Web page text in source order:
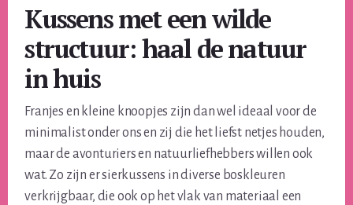
Kussens met een wilde
structuur: haal de natuur
in huis
Franjes en kleine knoopjes zijn dan wel ideaal voor de
minimalist onder ons en zij die het liefst netjes houden,
maar de avonturiers en natuurliefhebbers willen ook
wat. Zo zijn er sierkussens in diverse boskleuren
verkrijgbaar, die ook op het vlak van materiaal een